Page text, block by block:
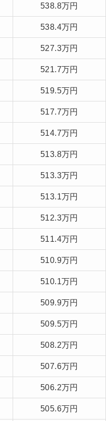
538.8万円
538.4万円
527.3万円
521.7万円
519.5万円
517.7万円
514.7万円
513.8万円
513.3万円
513.1万円
512.3万円
511.4万円
510.9万円
510.1万円
509.9万円
509.5万円
508.2万円
507.6万円
506.2万円
505.6万円